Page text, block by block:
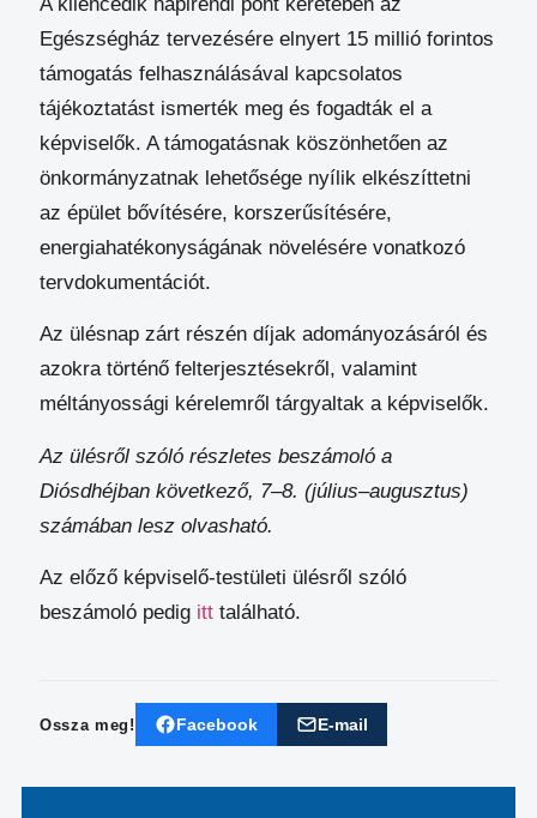
Egészségház tervezésére elnyert 15 millió forintos
támogatás felhasználásával kapcsolatos
tájékoztatást ismerték meg és fogadták el a
képviselők. A támogatásnak köszönhetően az
önkormányzatnak lehetősége nyílik elkészíttetni
az épület bővítésére, korszerűsítésére,
energiahatékonyságának növelésére vonatkozó
tervdokumentációt.
Az ülésnap zárt részén díjak adományozásáról és
azokra történő felterjesztésekről, valamint
méltányossági kérelemről tárgyaltak a képviselők.
Az ülésről szóló részletes beszámoló a
Diósdhéjban következő, 7–8. (július–augusztus)
számában lesz olvasható.
Az előző képviselő-testületi ülésről szóló
beszámoló pedig itt található.
Ossza meg! Facebook E-mail